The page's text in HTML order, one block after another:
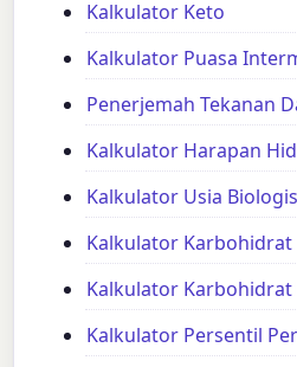
Kalkulator Keto
Kalkulator Puasa
Penerjemah Tekanan
Kalkulator Harapan
Kalkulator Usia Biologis
Kalkulator Karbohidrat
Kalkulator Karbohidrat
Kalkulator Persentil